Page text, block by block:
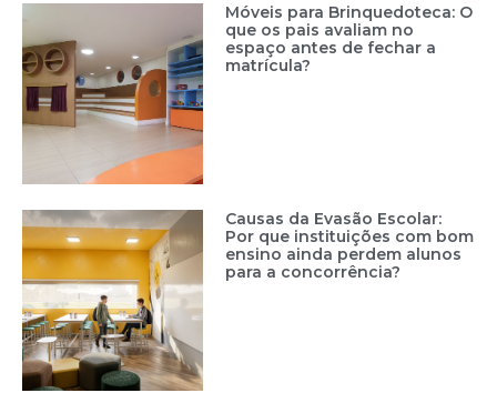
Móveis para Brinquedoteca: O
que os pais avaliam no
espaço antes de fechar a
matrícula?
Causas da Evasão Escolar:
Por que instituições com bom
ensino ainda perdem alunos
para a concorrência?